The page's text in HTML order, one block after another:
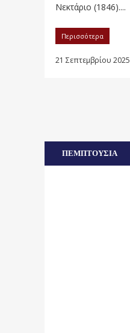
Νεκτάριο (1846)....
Περισσότερα
21 Σεπτεμβρίου 2025
ΠΕΜΠΤΟΥΣΙΑ